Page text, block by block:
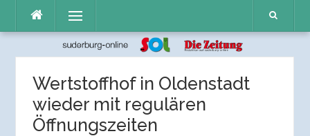
Inhalt
Menü
Wertstoffhof in Oldenstadt
wieder mit regulären
Öffnungszeiten